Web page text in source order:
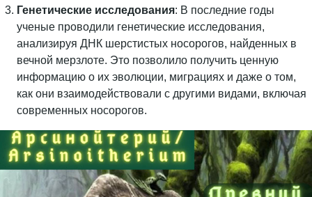
Генетические исследования: В последние годы
ученые проводили генетические исследования,
анализируя ДНК шерстистых носорогов, найденных в
вечной мерзлоте. Это позволило получить ценную
информацию о их эволюции, миграциях и даже о том,
как они взаимодействовали с другими видами, включая
современных носорогов.